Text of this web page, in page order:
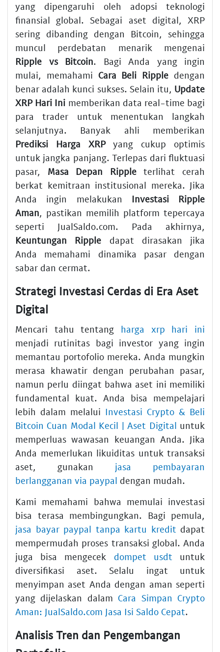
yang dipengaruhi oleh adopsi teknologi
finansial global. Sebagai aset digital, XRP
sering dibanding dengan Bitcoin, sehingga
muncul perdebatan menarik mengenai
Ripple vs Bitcoin. Bagi Anda yang ingin
mulai, memahami Cara Beli Ripple dengan
benar adalah kunci sukses. Selain itu, Update
XRP Hari Ini memberikan data real-time bagi
para trader untuk menentukan langkah
selanjutnya. Banyak ahli memberikan
Prediksi Harga XRPyang cukup optimis
untuk jangka panjang. Terlepas dari fluktuasi
pasar, Masa Depan Rippleterlihat cerah
berkat kemitraan institusional mereka. Jika
Anda ingin melakukan Investasi Ripple
Aman, pastikan memilih platform tepercaya
seperti JualSaldo.com. Pada akhirnya,
Keuntungan Ripple dapat dirasakan jika
Anda memahami dinamika pasar dengan
sabar dan cermat.
Strategi Investasi Cerdas di Era Aset
Digital
Mencari tahu tentang harga xrp hari ini
menjadi rutinitas bagi investor yang ingin
memantau portofolio mereka. Anda mungkin
merasa khawatir dengan perubahan pasar,
namun perlu diingat bahwa aset ini memiliki
fundamental kuat. Anda bisa mempelajari
lebih dalam melalui Investasi Crypto & Beli
Bitcoin Cuan Modal Kecil | Aset Digital untuk
memperluas wawasan keuangan Anda. Jika
Anda memerlukan likuiditas untuk transaksi
aset, gunakan jasa pembayaran
berlangganan via paypal dengan mudah.
Kami memahami bahwa memulai investasi
bisa terasa membingungkan. Bagi pemula,
jasa bayar paypal tanpa kartu kredit dapat
mempermudah proses transaksi global. Anda
juga bisa mengecek dompet usdt untuk
diversifikasi aset. Selalu ingat untuk
menyimpan aset Anda dengan aman seperti
yang dijelaskan dalam Cara Simpan Crypto
Aman: JualSaldo.com Jasa Isi Saldo Cepat.
Analisis Tren dan Pengembangan